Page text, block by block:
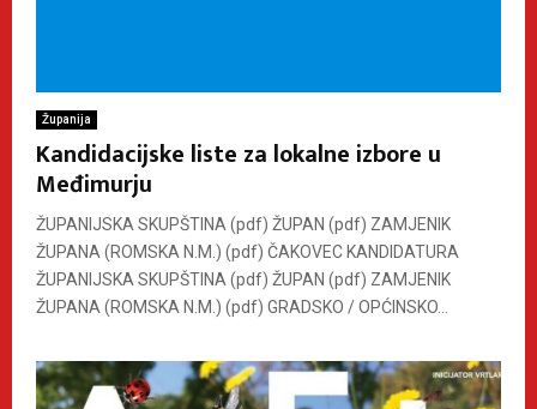
Županija
Kandidacijske liste za lokalne izbore u
Međimurju
ŽUPANIJSKA SKUPŠTINA (pdf) ŽUPAN (pdf) ZAMJENIK
ŽUPANA (ROMSKA N.M.) (pdf) ČAKOVEC KANDIDATURA
ŽUPANIJSKA SKUPŠTINA (pdf) ŽUPAN (pdf) ZAMJENIK
ŽUPANA (ROMSKA N.M.) (pdf) GRADSKO / OPĆINSKO...